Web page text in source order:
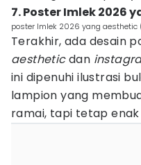
7. Poster Imlek 2026
poster Imlek 2026 yang aesthetic
Terakhir, ada desain
aestheticdan
ini dipenuhi ilustrasi
lampion yang
ramai, tapi tetap